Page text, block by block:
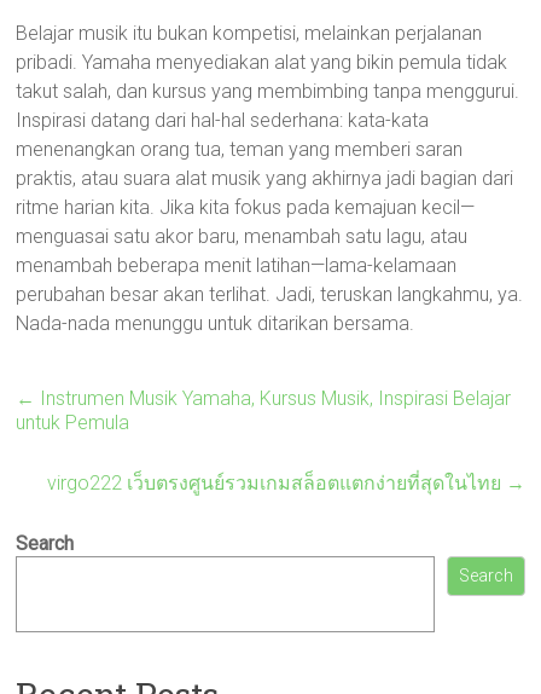
Belajar musik itu bukan kompetisi, melainkan perjalanan
pribadi. Yamaha menyediakan alat yang bikin pemula tidak
takut salah, dan kursus yang membimbing tanpa menggurui.
Inspirasi datang dari hal-hal sederhana: kata-kata
menenangkan orang tua, teman yang memberi saran
praktis, atau suara alat musik yang akhirnya jadi bagian dari
ritme harian kita. Jika kita fokus pada kemajuan kecil—
menguasai satu akor baru, menambah satu lagu, atau
menambah beberapa menit latihan—lama-kelamaan
perubahan besar akan terlihat. Jadi, teruskan langkahmu, ya.
Nada-nada menunggu untuk ditarikan bersama.
← Instrumen Musik Yamaha, Kursus Musik, Inspirasi Belajar
untuk Pemula
virgo222 เว็บตรงศูนย์รวมเกมสล็อตแตกง่ายที่สุดในไทย →
Search
Search